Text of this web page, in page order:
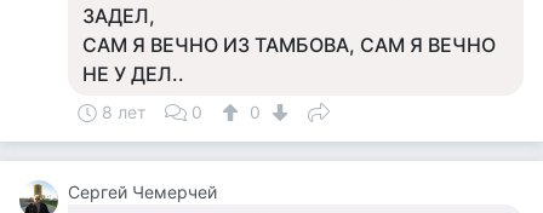
ЗАДЕЛ,
САМ Я ВЕЧНО ИЗ ТАМБОВА, САМ Я ВЕЧНО
НЕ У ДЕЛ..
8 лет 0 0
Сергей Чемерчей